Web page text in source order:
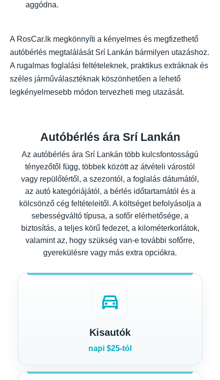
aggódna.
A RosCar.lk megkönnyíti a kényelmes és megfizethető
autóbérlés megtalálását Srí Lankán bármilyen utazáshoz.
A rugalmas foglalási feltételeknek, praktikus extráknak és
széles járműválasztéknak köszönhetően a lehető
legkényelmesebb módon tervezheti meg utazását.
Autóbérlés ára Srí Lankán
Az autóbérlés ára Srí Lankán több kulcsfontosságú
tényezőtől függ, többek között az átvételi várostól
vagy repülőtértől, a szezontól, a foglalás dátumától,
az autó kategóriájától, a bérlés időtartamától és a
kölcsönző cég feltételeitől. A költséget befolyásolja a
sebességváltó típusa, a sofőr elérhetősége, a
biztosítás, a teljes körű fedezet, a kilométerkorlátok,
valamint az, hogy szükség van-e további sofőrre,
gyerekülésre vagy más extra opciókra.
directions_car
Kisautók
napi $25-tól